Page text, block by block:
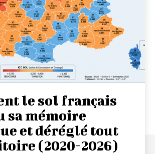
le sol français
sa mémoire
et déréglé tout
(2020-2026)